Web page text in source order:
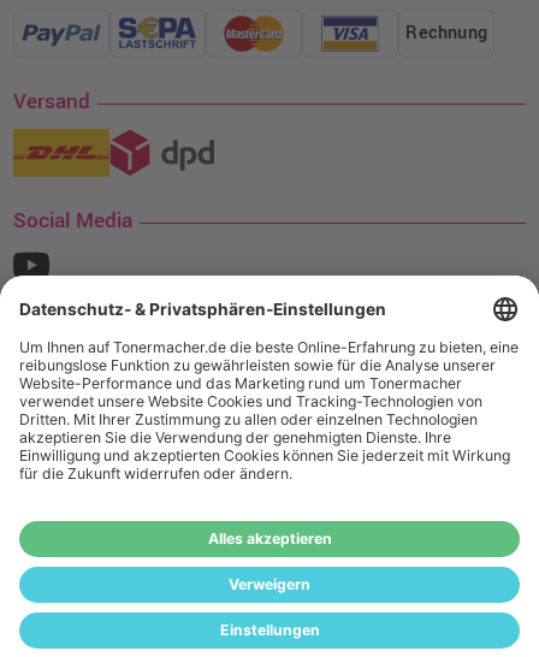
Rechnung
Versand
Social Media
¹ Nur gültig für den Versand innerhalb Deutschlands. Befindet sich ein Warenwert
von mindestens 35€ (inkl. Mwst.) an Ampertec Artikeln in Ihrem Warenkorb, ist der
Versand für Sie kostenfrei.
Das Angebot von tonermacher.de richtet sich
nicht an Wiederverkäufer. Wenn Sie Wiederverkäufer sind,
registrieren Sie sich bitte in unserem Händler-Portal